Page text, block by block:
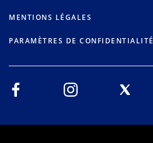
MENTIONS LÉGALES
PARAMÈTRES DE CONFIDENTIALITÉ